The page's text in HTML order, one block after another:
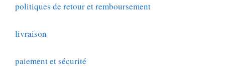
politiques de retour et remboursement
livraison
paiement et sécurité